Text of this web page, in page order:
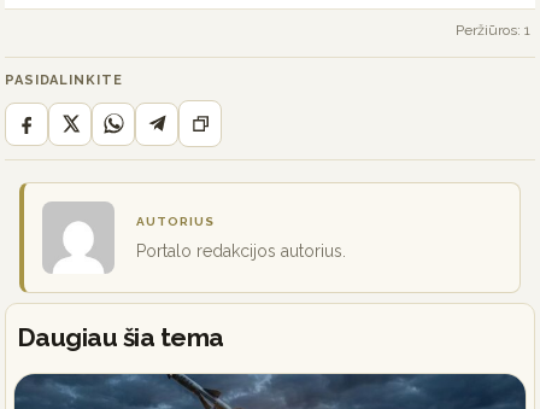
Peržiūros: 1
PASIDALINKITE
AUTORIUS
Portalo redakcijos autorius.
Daugiau šia tema